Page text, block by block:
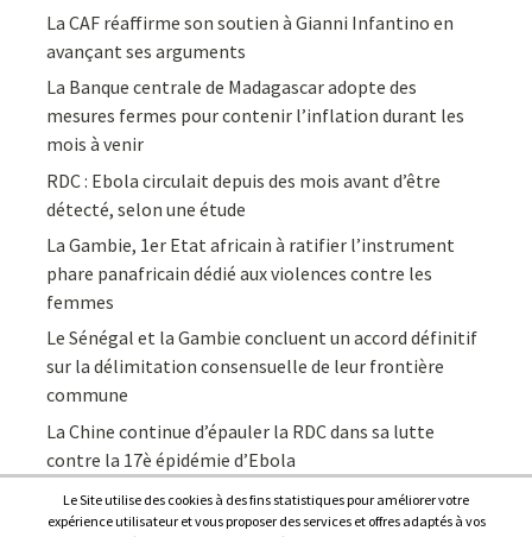
La CAF réaffirme son soutien à Gianni Infantino en
avançant ses arguments
La Banque centrale de Madagascar adopte des
mesures fermes pour contenir l’inflation durant les
mois à venir
RDC : Ebola circulait depuis des mois avant d’être
détecté, selon une étude
La Gambie, 1er Etat africain à ratifier l’instrument
phare panafricain dédié aux violences contre les
femmes
Le Sénégal et la Gambie concluent un accord définitif
sur la délimitation consensuelle de leur frontière
commune
La Chine continue d’épauler la RDC dans sa lutte
contre la 17è épidémie d’Ebola
Le Site utilise des cookies à des fins statistiques pour améliorer votre
expérience utilisateur et vous proposer des services et offres adaptés à vos